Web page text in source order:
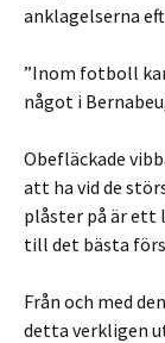
anklagelserna
”Inom fotboll
något i
Obefläckade
att ha vid de
plåster på är ett
till det bästa
Från och med
detta verkligen